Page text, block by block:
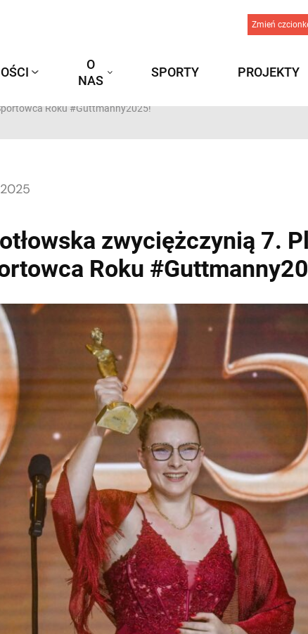
Zmień
O
NAS
SPORTY PROJEKTY
Roku #Guttmanny2025!
zwyciężczynią 7.
Roku